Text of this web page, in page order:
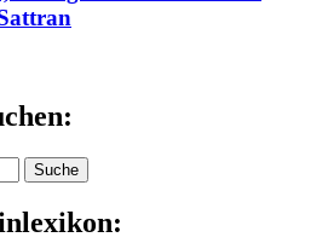
Suche